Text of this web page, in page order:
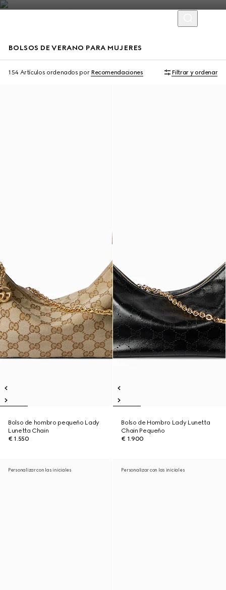
BOLSOS DE VERANO PARA MUJERES
154 Artículos ordenados por Recomendaciones Filtrar y ordenar
Personalizar con las iniciales
Bolso de hombro pequeño Lady
Lunetta Chain
€ 1.550
Personalizar con las iniciales
Bolso de Hombro Lady Lunetta
Chain Pequeño
€ 1.900
Personalizar con las iniciales Personalizar con las iniciales